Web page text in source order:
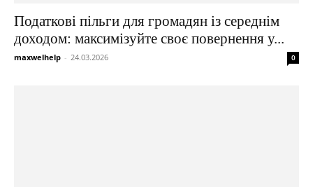
Податкові пільги для громадян із середнім
доходом: максимізуйте своє повернення у...
maxwelhelp - 24.03.2026 0